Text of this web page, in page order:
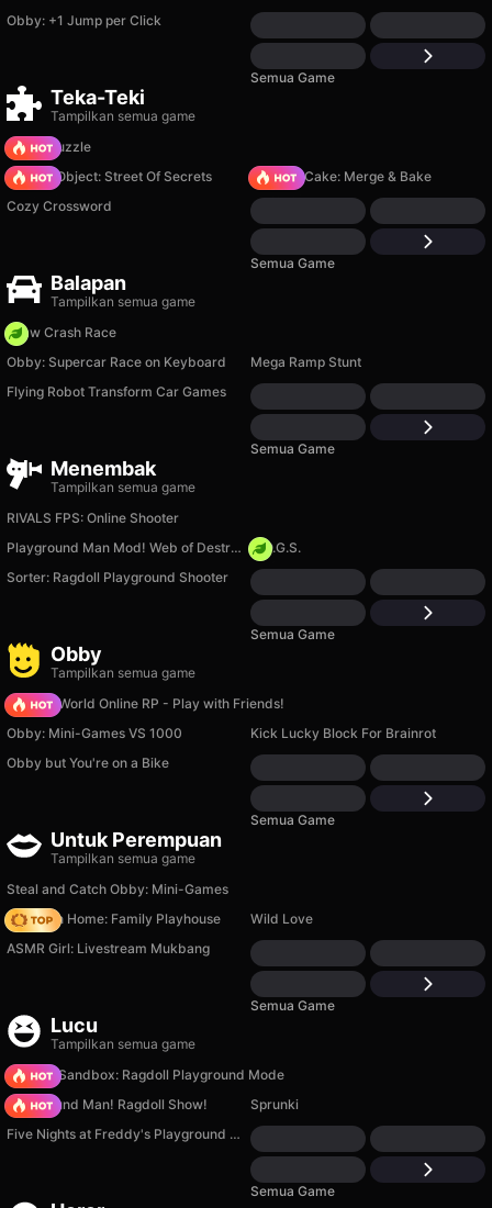
Obby: +1 Jump per Click
Semua Game
Teka-Teki
Tampilkan semua game
Arrow Puzzle
Hidden Object: Street Of Secrets
Piece of Cake: Merge & Bake
Cozy Crossword
Semua Game
Balapan
Tampilkan semua game
Draw Crash Race
Obby: Supercar Race on Keyboard
Mega Ramp Stunt
Flying Robot Transform Car Games
Semua Game
Menembak
Tampilkan semua game
RIVALS FPS: Online Shooter
Playground Man Mod! Web of Destruction! H.O.G.S.
Sorter: Ragdoll Playground Shooter
Semua Game
Obby
Tampilkan semua game
Sprunki World Online RP - Play with Friends!
Obby: Mini-Games VS 1000
Kick Lucky Block For Brainrot
Obby but You're on a Bike
Semua Game
Untuk Perempuan
Tampilkan semua game
Steal and Catch Obby: Mini-Games
My Town Home: Family Playhouse
Wild Love
ASMR Girl: Livestream Mukbang
Semua Game
Lucu
Tampilkan semua game
Sprunki Sandbox: Ragdoll Playground Mode
Playground Man! Ragdoll Show!
Sprunki
Five Nights at Freddy's Playground Sandbox
Semua Game